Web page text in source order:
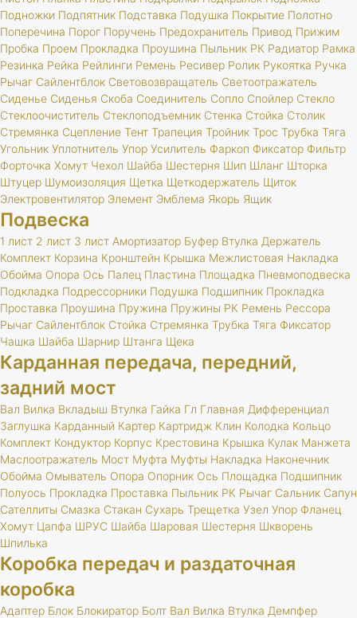
Подножки Подпятник Подставка Подушка Покрытие Полотно
Поперечина Порог Поручень Предохранитель Привод Прижим
Пробка Проем Прокладка Проушина Пыльник РК Радиатор Рамка
Резинка Рейка Рейлинги Ремень Ресивер Ролик Рукоятка Ручка
Рычаг Сайлентблок Световозвращатель Светоотражатель
Сиденье Сиденья Скоба Соединитель Сопло Спойлер Стекло
Стеклоочиститель Стеклоподъемник Стенка Стойка Столик
Стремянка Сцепление Тент Трапеция Тройник Трос Трубка Тяга
Угольник Уплотнитель Упор Усилитель Фаркоп Фиксатор Фильтр
Форточка Хомут Чехол Шайба Шестерня Шип Шланг Шторка
Штуцер Шумоизоляция Щетка Щеткодержатель Щиток
Электровентилятор Элемент Эмблема Якорь Ящик
Подвеска
1 лист 2 лист 3 лист Амортизатор Буфер Втулка Держатель
Комплект Корзина Кронштейн Крышка Межлистовая Накладка
Обойма Опора Ось Палец Пластина Площадка Пневмоподвеска
Подкладка Подрессорники Подушка Подшипник Прокладка
Проставка Проушина Пружина Пружины РК Ремень Рессора
Рычаг Сайлентблок Стойка Стремянка Трубка Тяга Фиксатор
Чашка Шайба Шарнир Штанга Щека
Карданная передача, передний,
задний мост
Вал Вилка Вкладыш Втулка Гайка Гл Главная Дифференциал
Заглушка Карданный Картер Картридж Клин Колодка Кольцо
Комплект Кондуктор Корпус Крестовина Крышка Кулак Манжета
Маслоотражатель Мост Муфта Муфты Накладка Наконечник
Обойма Омыватель Опора Опорник Ось Площадка Подшипник
Полуось Прокладка Проставка Пыльник РК Рычаг Сальник Сапун
Сателлиты Смазка Стакан Сухарь Трещетка Узел Упор Фланец
Хомут Цапфа ШРУС Шайба Шаровая Шестерня Шкворень
Шпилька
Коробка передач и раздаточная
коробка
Адаптер Блок Блокиратор Болт Вал Вилка Втулка Демпфер